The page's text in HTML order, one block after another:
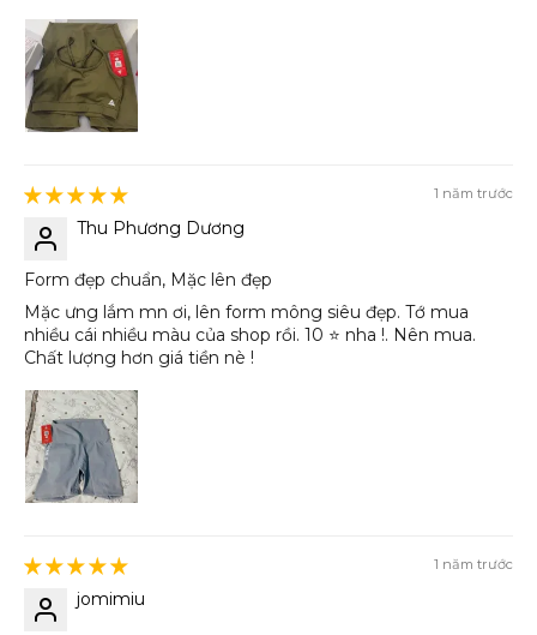
1 năm trước
Thu Phương Dương
Form đẹp chuẩn, Mặc lên đẹp
Mặc ưng lắm mn ơi, lên form mông siêu đẹp. Tớ mua
nhiều cái nhiều màu của shop rồi. 10 ⭐️ nha !. Nên mua.
Chất lượng hơn giá tiền nè !
1 năm trước
jomimiu